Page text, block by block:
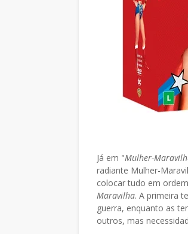
Já em "Mulher-
radiante Mulher-
colocar tudo em
Maravilha. A primeira
guerra, enquanto as
outros, mas